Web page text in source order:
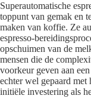
Superautomatische
toppunt van gemak en
maken van koffie. Ze
espresso-
opschuimen van de
mensen die de
voorkeur geven aan
echter wel gepaard
initiële investering als